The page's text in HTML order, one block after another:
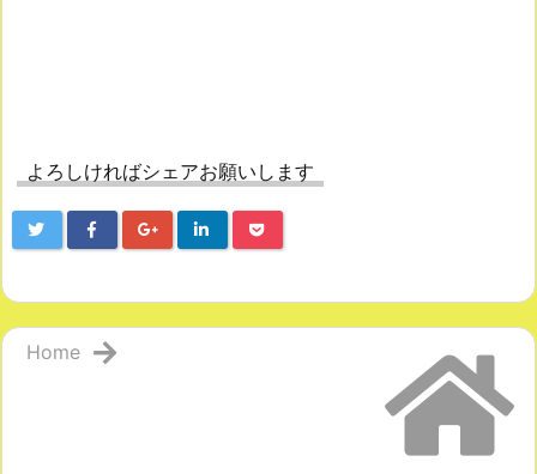
よろしければシェアお願いします
Home